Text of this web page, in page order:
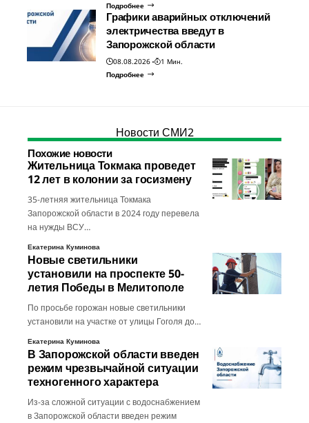
Подробнее
Графики аварийных отключений
электричества введут в
Запорожской области
08.08.2026
1 Мин.
Подробнее
Новости СМИ2
Похожие новости
Жительница Токмака проведет
12 лет в колонии за госизмену
35-летняя жительница Токмака
Запорожской области в 2024 году перевела
на нужды ВСУ…
Екатерина Куминова
Новые светильники
установили на проспекте 50-
летия Победы в Мелитополе
По просьбе горожан новые светильники
установили на участке от улицы Гоголя до…
Екатерина Куминова
В Запорожской области введен
режим чрезвычайной ситуации
техногенного характера
Из-за сложной ситуации с водоснабжением
в Запорожской области введен режим